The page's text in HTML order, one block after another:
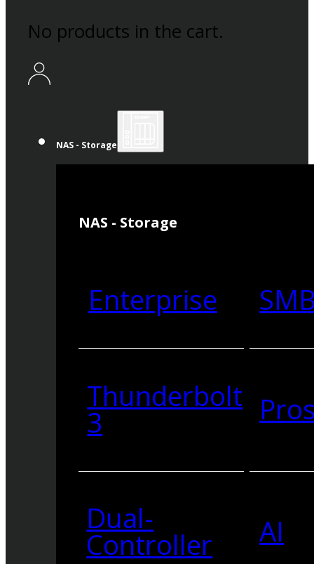
No products in the cart.
NAS - Storage
NAS - Storage
Enterprise
Thunderbolt
3
Dual-
Controller AI